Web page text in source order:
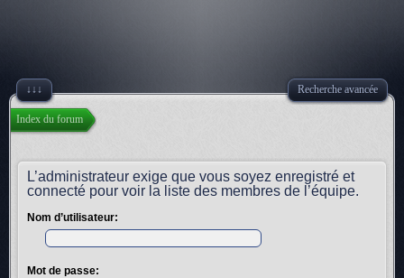
↓↓↓ Recherche avancée
Index du forum
L’administrateur exige que vous soyez enregistré et
connecté pour voir la liste des membres de l’équipe.
Nom d’utilisateur:
Mot de passe: